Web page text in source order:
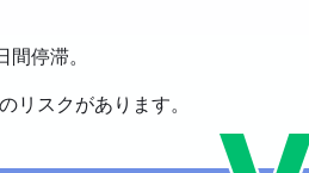
間停滞。
スクがあります。